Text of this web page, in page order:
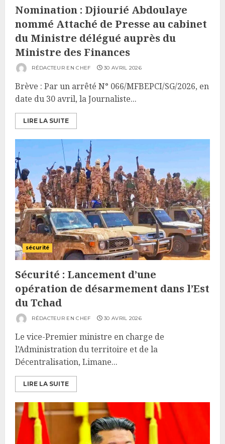
Nomination : Djiourié Abdoulaye
nommé Attaché de Presse au cabinet
du Ministre délégué auprès du
Ministre des Finances
RÉDACTEUR EN CHEF 30 AVRIL 2026
Brève : Par un arrêté N° 066/MFBEPCI/SG/2026, en
date du 30 avril, la Journaliste...
LIRE LA SUITE
sécurité
Sécurité : Lancement d’une
opération de désarmement dans l’Est
du Tchad
RÉDACTEUR EN CHEF 30 AVRIL 2026
Le vice-Premier ministre en charge de
l’Administration du territoire et de la
Décentralisation, Limane...
LIRE LA SUITE